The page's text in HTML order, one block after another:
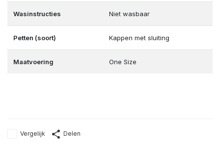
Wasinstructies Niet wasbaar
Petten (soort) Kappen met sluiting
Maatvoering One Size
Vergelijk Delen